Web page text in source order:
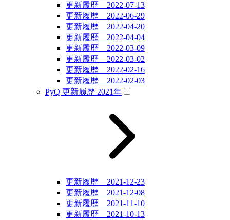
更新履歴 2022-07-13
更新履歴 2022-06-29
更新履歴 2022-04-20
更新履歴 2022-04-04
更新履歴 2022-03-09
更新履歴 2022-03-02
更新履歴 2022-02-16
更新履歴 2022-02-03
PyQ 更新履歴 2021年
更新履歴 2021-12-23
更新履歴 2021-12-08
更新履歴 2021-11-10
更新履歴 2021-10-13